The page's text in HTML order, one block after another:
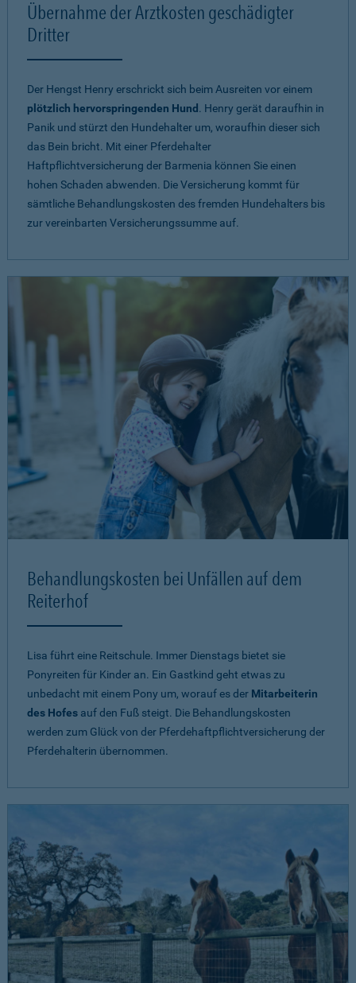
Übernahme der Arztkosten geschädigter
Dritter
Der Hengst Henry erschrickt sich beim Ausreiten vor einem
plötzlich hervorspringenden Hund . Henry gerät daraufhin in
Panik und stürzt den Hundehalter um, woraufhin dieser sich
das Bein bricht. Mit einer Pferdehalter
Haftpflichtversicherung der Barmenia können Sie einen
hohen Schaden abwenden. Die Versicherung kommt für
sämtliche Behandlungskosten des fremden Hundehalters bis
zur vereinbarten Versicherungssumme auf.
Behandlungskosten bei Unfällen auf dem
Reiterhof
Lisa führt eine Reitschule. Immer Dienstags bietet sie
Ponyreiten für Kinder an. Ein Gastkind geht etwas zu
unbedacht mit einem Pony um, worauf es der Mitarbeiterin
des Hofes auf den Fuß steigt. Die Behandlungskosten
werden zum Glück von der Pferdehaftpflichtversicherung der
Pferdehalterin übernommen.